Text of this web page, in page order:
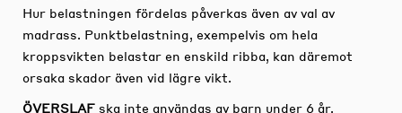
Hur belastningen fördelas påverkas även av val av
madrass. Punktbelastning, exempelvis om hela
kroppsvikten belastar en enskild ribba, kan däremot
orsaka skador även vid lägre vikt.
ÖVERSLAF ska inte användas av barn under 6 år.